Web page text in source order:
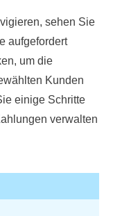
sehen Sie
aufgefordert
um die
Kunden
einige Schritte
verwalten